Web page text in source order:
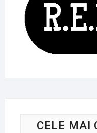
CELE MAI